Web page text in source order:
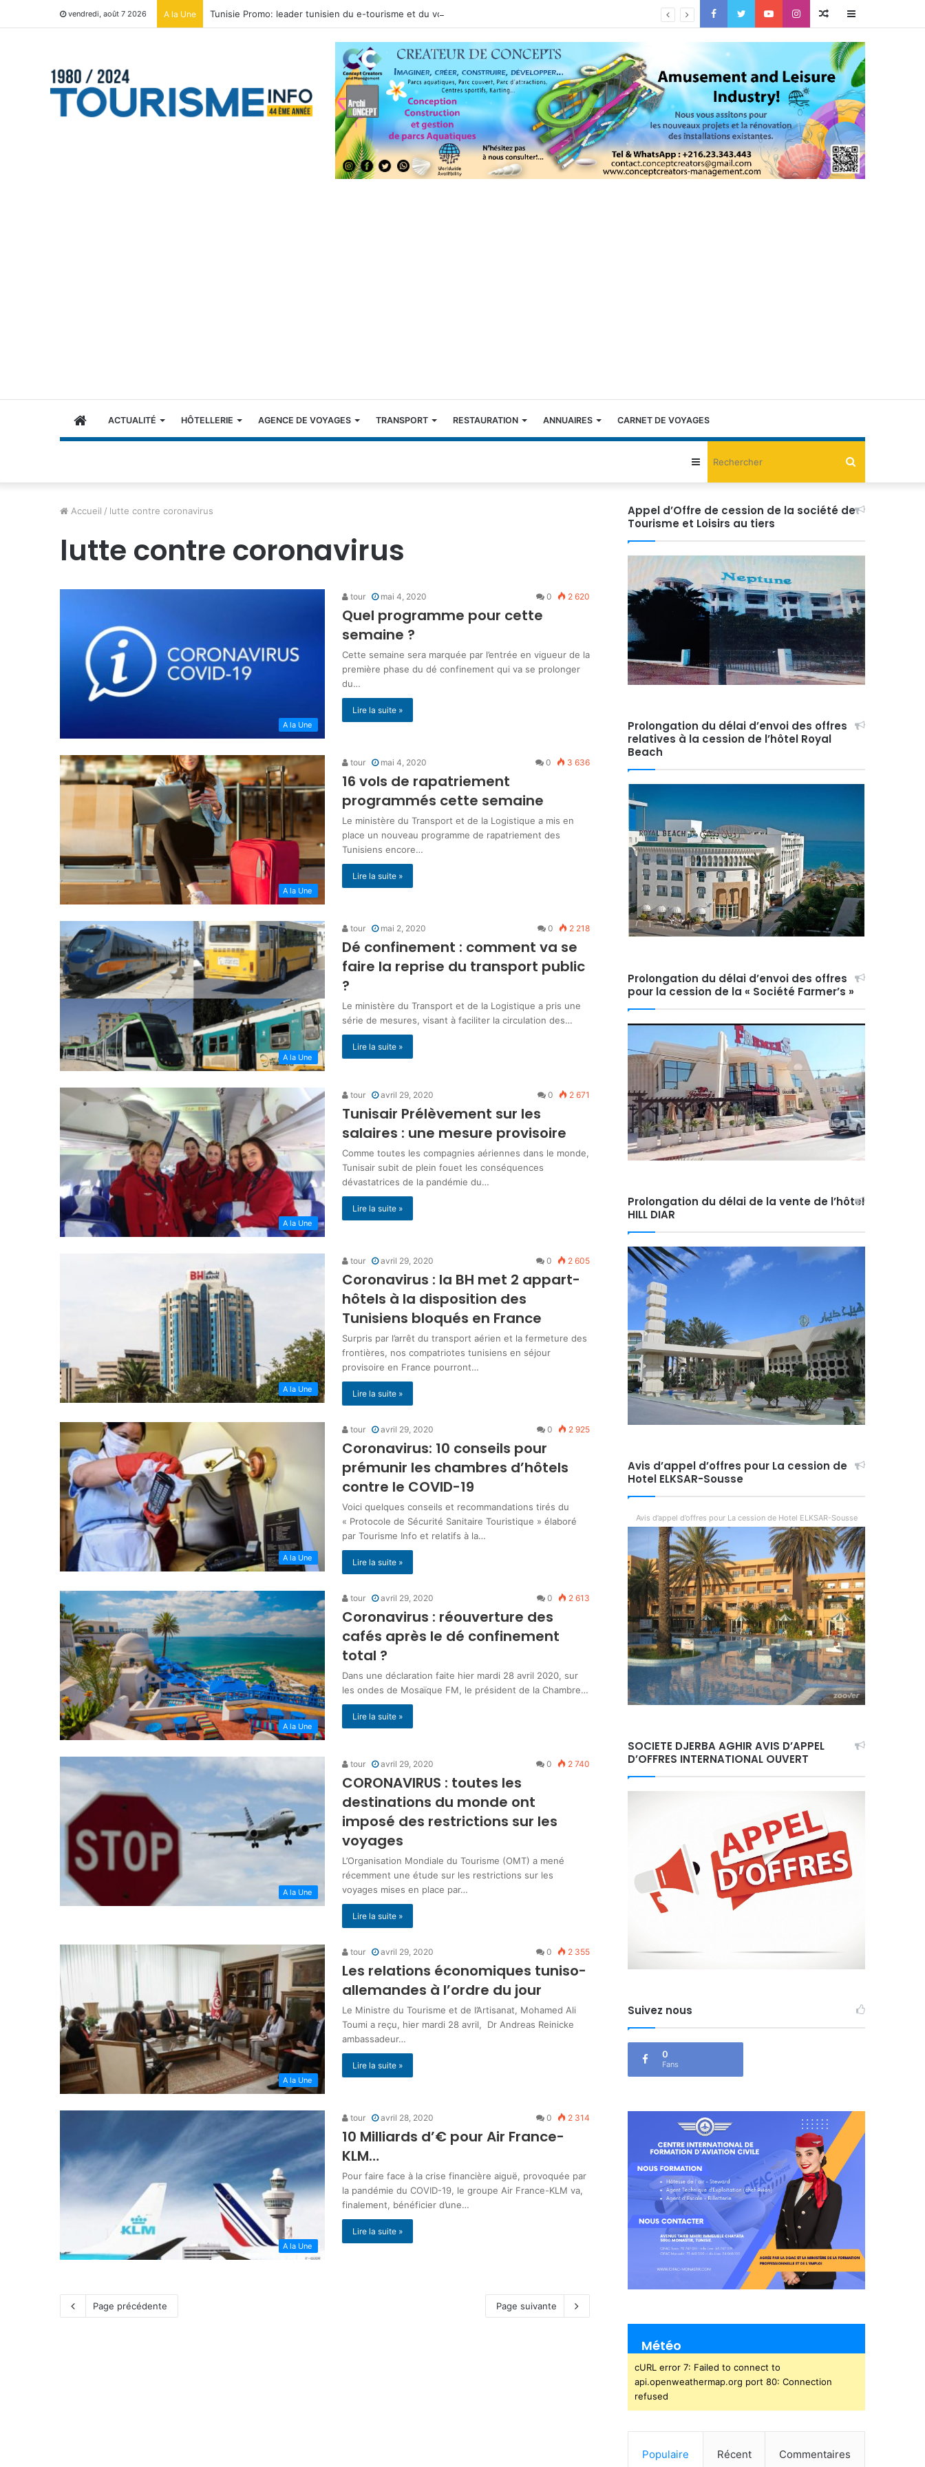
vendredi, août 7 2026 A la Une Tunisie Promo: leader tunisien du e-tourisme et du voyage sur mesure
(barre
latérale)
Article
Aléatoire
Instagram
YouTube
Twitter
Facebook
ACCUEILACTUALITÉ HÔTELLERIE AGENCE DE VOYAGES TRANSPORT RESTAURATION ANNUAIRES CARNET DE VOYAGES
Sidebar
latérale)
Accueil / lutte contre coronavirus
lutte contre coronavirus
A la Une
tour mai 4, 2020 0 2 620
Quel programme pour cette
semaine ?
Cette semaine sera marquée par l’entrée en vigueur de la
première phase du dé confinement qui va se prolonger
du…
Lire la suite »
A la Une
tour mai 4, 2020 0 3 636
16 vols de rapatriement
programmés cette semaine
Le ministère du Transport et de la Logistique a mis en
place un nouveau programme de rapatriement des
Tunisiens encore…
Lire la suite »
A la Une
tour mai 2, 2020 0 2 218
Dé confinement : comment va se
faire la reprise du transport public
?
Le ministère du Transport et de la Logistique a pris une
série de mesures, visant à faciliter la circulation des…
Lire la suite »
A la Une
tour avril 29, 2020 0 2 671
Tunisair Prélèvement sur les
salaires : une mesure provisoire
Comme toutes les compagnies aériennes dans le monde,
Tunisair subit de plein fouet les conséquences
dévastatrices de la pandémie du…
Lire la suite »
A la Une
tour avril 29, 2020 0 2 605
Coronavirus : la BH met 2 appart-
hôtels à la disposition des
Tunisiens bloqués en France
Surpris par l’arrêt du transport aérien et la fermeture des
frontières, nos compatriotes tunisiens en séjour
provisoire en France pourront…
Lire la suite »
A la Une
tour avril 29, 2020 0 2 925
Coronavirus: 10 conseils pour
prémunir les chambres d’hôtels
contre le COVID-19
Voici quelques conseils et recommandations tirés du
« Protocole de Sécurité Sanitaire Touristique » élaboré
par Tourisme Info et relatifs à la…
Lire la suite »
A la Une
tour avril 29, 2020 0 2 613
Coronavirus : réouverture des
cafés après le dé confinement
total ?
Dans une déclaration faite hier mardi 28 avril 2020, sur
les ondes de Mosaïque FM, le président de la Chambre…
Lire la suite »
A la Une
tour avril 29, 2020 0 2 740
CORONAVIRUS : toutes les
destinations du monde ont
imposé des restrictions sur les
voyages
L’Organisation Mondiale du Tourisme (OMT) a mené
récemment une étude sur les restrictions sur les
voyages mises en place par…
Lire la suite »
A la Une
tour avril 29, 2020 0 2 355
Les relations économiques tuniso-
allemandes à l’ordre du jour
Le Ministre du Tourisme et de l’Artisanat, Mohamed Ali
Toumi a reçu, hier mardi 28 avril, Dr Andreas Reinicke
ambassadeur…
Lire la suite »
A la Une
tour avril 28, 2020 0 2 314
10 Milliards d’€ pour Air France-
KLM…
Pour faire face à la crise financière aiguë, provoquée par
la pandémie du COVID-19, le groupe Air France-KLM va,
finalement, bénéficier d’une…
Lire la suite »
Page précédente Page suivante
Appel d’Offre de cession de la société de
Tourisme et Loisirs au tiers
Prolongation du délai d’envoi des offres
relatives à la cession de l’hôtel Royal
Beach
Prolongation du délai d’envoi des offres
pour la cession de la « Société Farmer’s »
Prolongation du délai de la vente de l’hôtel
HILL DIAR
Avis d’appel d’offres pour La cession de
Hotel ELKSAR-Sousse
Avis d’appel d’offres pour La cession de Hotel ELKSAR-Sousse
SOCIETE DJERBA AGHIR AVIS D’APPEL
D’OFFRES INTERNATIONAL OUVERT
Suivez nous
0
Fans
Météo
cURL error 7: Failed to connect to
api.openweathermap.org port 80: Connection
refused
Populaire Récent Commentaires